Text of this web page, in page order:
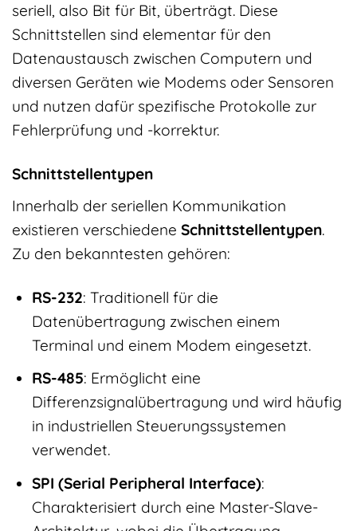
seriell, also Bit für Bit, überträgt. Diese
Schnittstellen sind elementar für den
Datenaustausch zwischen Computern und
diversen Geräten wie Modems oder Sensoren
und nutzen dafür spezifische Protokolle zur
Fehlerprüfung und -korrektur.
Schnittstellentypen
Innerhalb der seriellen Kommunikation
existieren verschiedene Schnittstellentypen.
Zu den bekanntesten gehören:
RS-232: Traditionell für die
Datenübertragung zwischen einem
Terminal und einem Modem eingesetzt.
RS-485: Ermöglicht eine
Differenzsignalübertragung und wird häufig
in industriellen Steuerungssystemen
verwendet.
SPI (Serial Peripheral Interface):
Charakterisiert durch eine Master-Slave-